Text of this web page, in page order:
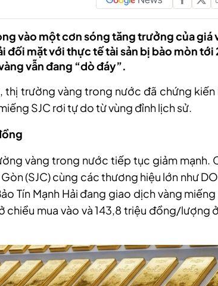
vào một cơn sóng tăng trưởng của giá
đối mặt với thực tế tài sản bị bào mòn tới
vẫn đang “dò đáy”.
thị trường vàng trong nước đã chứng kiến
SJC rơi tự do từ vùng đỉnh lịch sử.
vàng trong nước tiếp tục giảm mạnh.
(SJC) cùng các thương hiệu lớn như
Tín Mạnh Hải đang giao dịch vàng
mua vào và 143,8 triệu đồng/lượng